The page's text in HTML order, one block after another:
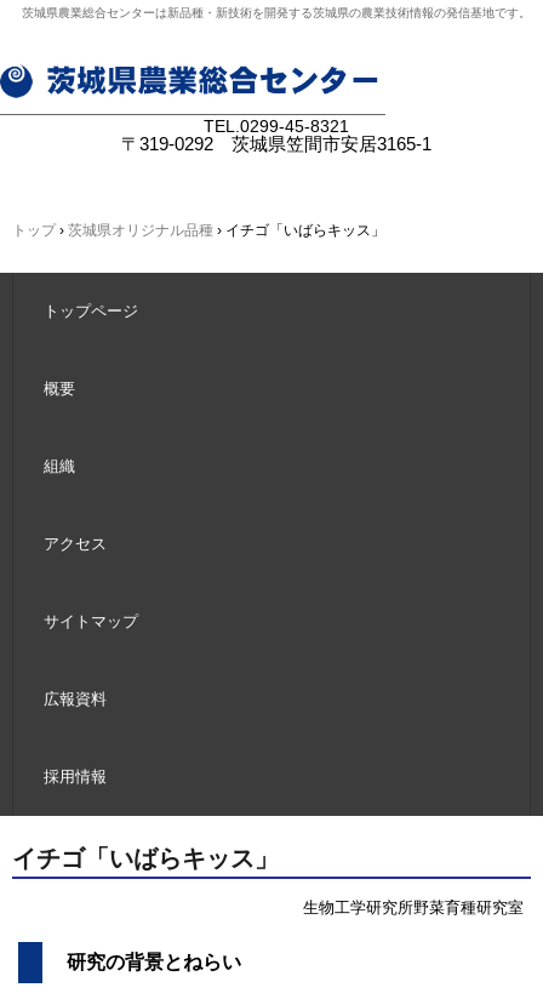
茨城県農業総合センターは新品種・新技術を開発する茨城県の農業技術情報の発信基地です。
TEL. 0299-45-8321
〒319-0292 茨城県笠間市安居3165-1
トップ › 茨城県オリジナル品種 › イチゴ「いばらキッス」
トップページ
概要
組織
アクセス
サイトマップ
広報資料
採用情報
イチゴ「いばらキッス」
生物工学研究所野菜育種研究室
研究の背景とねらい